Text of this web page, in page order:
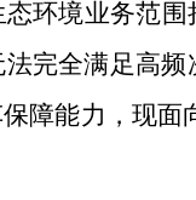
环境业务范
完全满足高
障能力，现面